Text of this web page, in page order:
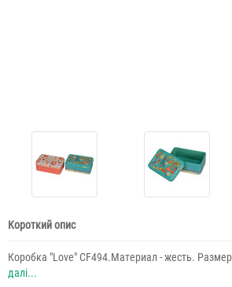
Короткий опис
Коробка "Love" CF494.Материал - жесть.
далі...